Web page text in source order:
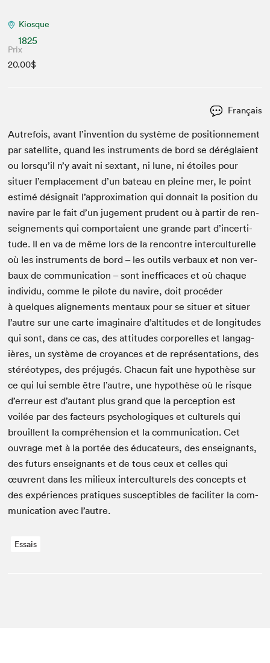
Kiosque
1825
Prix
20.00$
Français
Autre­fois, avant l’in­ven­tion du sys­tème de posi­tion­nement
par satel­lite, quand les instru­ments de bord se déréglaient
ou lorsqu’il n’y avait ni sex­tant, ni lune, ni étoiles pour
situer l’em­place­ment d’un bateau en pleine mer, le point
estimé désig­nait l’ap­prox­i­ma­tion qui don­nait la posi­tion du
navire par le fait d’un juge­ment pru­dent ou à par­tir de ren­
seigne­ments qui com­por­taient une grande part d’in­cer­ti­
tude. Il en va de même lors de la ren­con­tre inter­cul­turelle
où les instru­ments de bord – les out­ils ver­baux et non ver­
baux de com­mu­ni­ca­tion – sont inef­fi­caces et où chaque
indi­vidu, comme le pilote du navire, doit procéder
à quelques aligne­ments men­taux pour se situer et situer
l’autre sur une carte imag­i­naire d’alti­tudes et de lon­gi­tudes
qui sont, dans ce cas, des atti­tudes cor­porelles et lan­gag­
ières, un sys­tème de croy­ances et de représen­ta­tions, des
stéréo­types, des préjugés. Cha­cun fait une hypothèse sur
ce qui lui sem­ble être l’autre, une hypothèse où le risque
d’er­reur est d’au­tant plus grand que la per­cep­tion est
voilée par des fac­teurs psy­chologiques et cul­turels qui
brouil­lent la com­préhen­sion et la com­mu­ni­ca­tion. Cet
ouvrage met à la portée des édu­ca­teurs, des enseignants,
des futurs enseignants et de tous ceux et celles qui
œuvrent dans les milieux inter­cul­turels des con­cepts et
des expéri­ences pra­tiques sus­cep­ti­bles de faciliter la com­
mu­ni­ca­tion avec l’autre.
Essais